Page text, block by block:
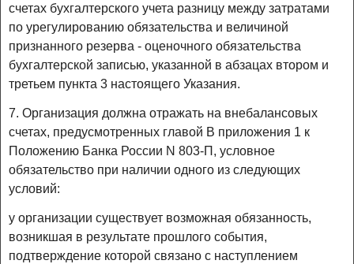
счетах бухгалтерского учета разницу между затратами
по урегулированию обязательства и величиной
признанного резерва - оценочного обязательства
бухгалтерской записью, указанной в абзацах втором и
третьем пункта 3 настоящего Указания.
7. Организация должна отражать на внебалансовых
счетах, предусмотренных главой В приложения 1 к
Положению Банка России N 803-П, условное
обязательство при наличии одного из следующих
условий:
у организации существует возможная обязанность,
возникшая в результате прошлого события,
подтверждение которой связано с наступлением